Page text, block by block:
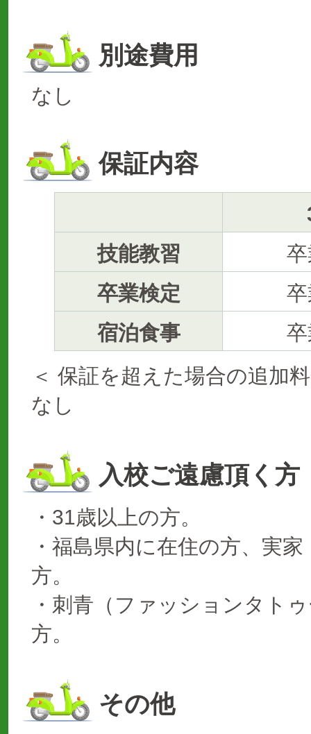
別途費用
なし
保証内容
技能教習
卒業検定
宿泊食事
＜ 保証を超えた場合の追加
なし
入校ご遠慮頂く方
・31歳以上の方。
・福島県内に在住の方、実
方。
・刺青（ファッションタト
方。
その他